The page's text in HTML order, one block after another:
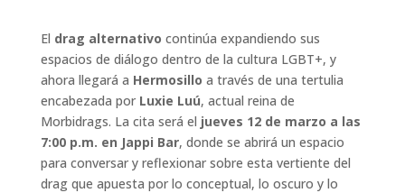
El drag alternativo continúa expandiendo sus
espacios de diálogo dentro de la cultura LGBT+, y
ahora llegará a Hermosillo a través de una tertulia
encabezada por Luxie Luú, actual reina de
Morbidrags. La cita será el jueves 12 de marzo a las
7:00 p.m. en Jappi Bar, donde se abrirá un espacio
para conversar y reflexionar sobre esta vertiente del
drag que apuesta por lo conceptual, lo oscuro y lo